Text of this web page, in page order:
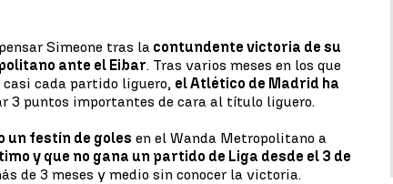
Simeone tras la contundente victoria de su
ante el Eibar. Tras varios meses en los que
cada partido liguero, el Atlético de Madrid ha
3 puntos importantes de cara al título liguero.
un festín de goles en el Wanda Metropolitano a
y que no gana un partido de Liga desde el 3 de
de 3 meses y medio sin conocer la victoria.